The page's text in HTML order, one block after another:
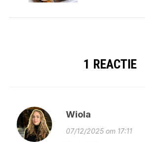
1 REACTIE
Wiola
07/12/2025 om 17:11